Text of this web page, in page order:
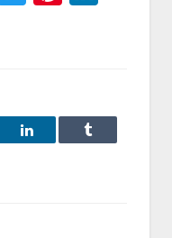
LinkedIn Tumblr